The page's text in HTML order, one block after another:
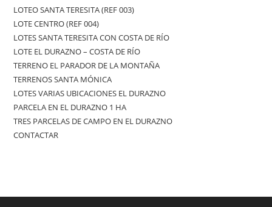
LOTEO SANTA TERESITA (REF 003)
LOTE CENTRO (REF 004)
LOTES SANTA TERESITA CON COSTA DE RÍO
LOTE EL DURAZNO – COSTA DE RÍO
TERRENO EL PARADOR DE LA MONTAÑA
TERRENOS SANTA MÓNICA
LOTES VARIAS UBICACIONES EL DURAZNO
PARCELA EN EL DURAZNO 1 HA
TRES PARCELAS DE CAMPO EN EL DURAZNO
CONTACTAR